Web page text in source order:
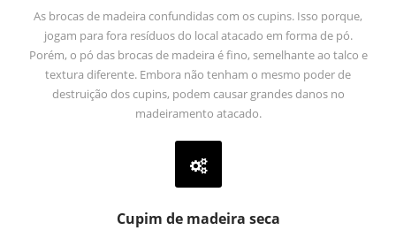
As brocas de madeira confundidas com os cupins. Isso porque,
jogam para fora resíduos do local atacado em forma de pó.
Porém, o pó das brocas de madeira é fino, semelhante ao talco e
textura diferente. Embora não tenham o mesmo poder de
destruição dos cupins, podem causar grandes danos no
madeiramento atacado.
Cupim de madeira seca